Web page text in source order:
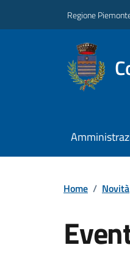
Regione
Home / Novità